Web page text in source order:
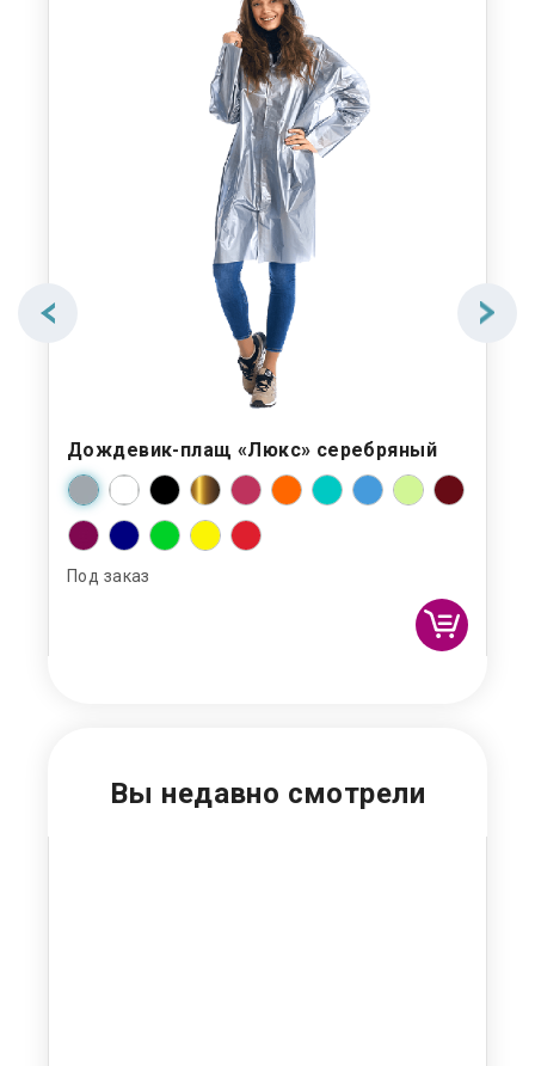
Дождевик-плащ «Люкс» серебряный
Под заказ
Вы недавно смотрели